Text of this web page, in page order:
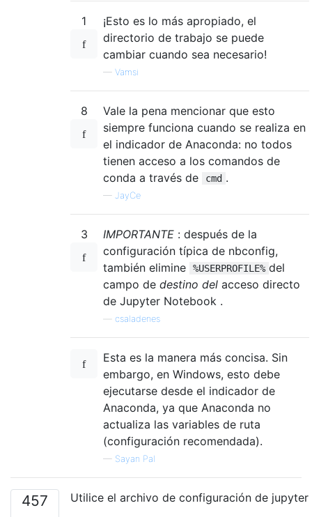
1
¡Esto es lo más apropiado, el
directorio de trabajo se puede
cambiar cuando sea necesario!
— Vamsi
8
Vale la pena mencionar que esto
siempre funciona cuando se realiza en
el indicador de Anaconda: no todos
tienen acceso a los comandos de
conda a través de
cmd .
— JayCe
3 IMPORTANTE : después de la
configuración típica de nbconfig,
también elimine
%USERPROFILE% del
campo de destino del acceso directo
de Jupyter Notebook .
csaladenes
Esta es la manera más concisa. Sin
embargo, en Windows, esto debe
ejecutarse desde el indicador de
Anaconda, ya que Anaconda no
actualiza las variables de ruta
(configuración recomendada).
— Sayan Pal
457
Utilice el archivo de configuración de